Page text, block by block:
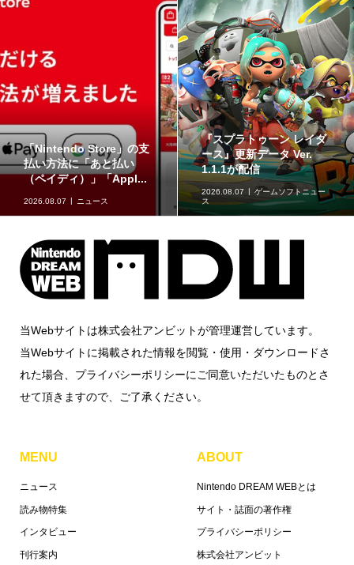
ジュエリースタンドにな
るフィギュア「ジェムリ
ーズ ポケットモンスタ...
2026.08.07 グッズ情報
草タイプのポケモンが集
合！「ポケットモンスタ
ー スイングコレクショ...
2026.08.07 グッズ情報
当Webサイトは株式会社アンビットが管理運営しています。
当Webサイトに掲載された情報を閲覧・使用・ダウンロードさ
れた場合、プライバシーポリシーにご同意いただいたものとさ
せて頂きますので、ご了承ください。
MENU
ニュース
読み物特集
インタビュー
刊行案内
ABOUT
Nintendo DREAM WEBとは
サイト・誌面の著作権
プライバシーポリシー
株式会社アンビット